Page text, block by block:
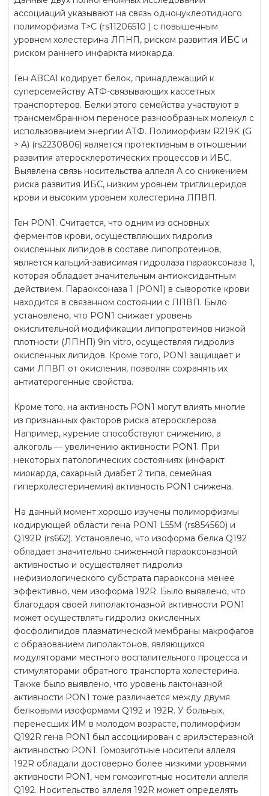
ассоциаций указывают на связь однонуклеотидного
полиморфизма T>C (rs11206510 ) с повышенным
уровнем холестерина ЛПНП, риском развития ИБС и
риском раннего инфаркта миокарда.
Ген ABCA1 кодирует белок, принадлежащий к
суперсемейству АТФ-связывающих кассетных
транспортеров. Белки этого семейства участвуют в
трансмембранном переносе разнообразных молекул с
использованием энергии АТФ. Полиморфизм R219K (G
> A) (rs2230806) является протективным в отношении
развития атеросклеротических процессов и ИБС.
Выявлена связь носительства аллеля А со снижением
риска развития ИБС, низким уровнем триглицеридов
крови и высоким уровнем холестерина ЛПВП.
Ген PON1. Считается, что одним из основных
ферментов крови, осуществляющих гидролиз
окисленных липидов в составе липопротеинов,
является кальций-зависимая гидролаза параоксоназа 1,
которая обладает значительным антиоксидантным
действием. Параоксоназа 1 (PON1) в сыворотке крови
находится в связанном состоянии с ЛПВП. Было
установлено, что PON1 снижает уровень
окислительной модификации липопротеинов низкой
плотности (ЛПНП) 9in vitro, осуществляя гидролиз
окисленных липидов. Кроме того, PON1 защищает и
сами ЛПВП от окисления, позволяя сохранять их
антиатерогенные свойства.
Кроме того, на активность PON1 могут влиять многие
из признанных факторов риска атеросклероза.
Например, курение способствуют снижению, а
алкоголь — увеличению активности PON1. При
некоторых патологических состояниях (инфаркт
миокарда, сахарный диабет 2 типа, семейная
гиперхолестеринемия) активность PON1 снижена.
На данный момент хорошо изучены полиморфизмы
кодирующей области гена PON1 L55M (rs854560) и
Q192R (rs662). Установлено, что изоформа белка Q192
обладает значительно сниженной параоксоназной
активностью и осуществляет гидролиз
нефизиологического субстрата параоксона менее
эффективно, чем изоформа 192R. Было выявлено, что
благодаря своей липолактоназной активности PON1
может осуществлять гидролиз окисленных
фосфолипидов плазматической мембраны макрофагов
с образованием липолактонов, являющихся
модуляторами местного воспалительного процесса и
стимуляторами обратного транспорта холестерина.
Также было выявлено, что уровень лактоназной
активности PON1 тоже различается между двумя
белковыми изоформами Q192 и 192R. У больных,
перенесших ИМ в молодом возрасте, полиморфизм
Q192R гена PON1 был ассоциирован с арилэстеразной
активностью PON1. Гомозиготные носители аллеля
192R обладали достоверно более низкими уровнями
активности PON1, чем гомозиготные носители аллеля
Q192. Носительство аллеля 192R может определять